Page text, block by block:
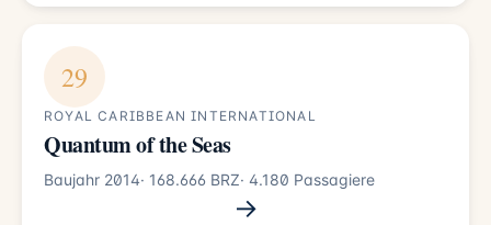
29
ROYAL CARIBBEAN INTERNATIONAL
Quantum of the Seas
Baujahr 2014· 168.666 BRZ· 4.180 Passagiere
→